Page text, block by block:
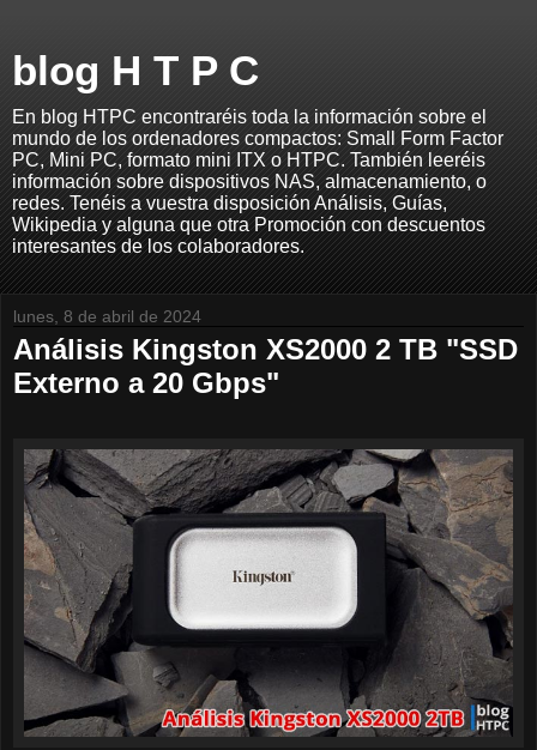
blog H T P C
En blog HTPC encontraréis toda la información sobre el
mundo de los ordenadores compactos: Small Form Factor
PC, Mini PC, formato mini ITX o HTPC. También leeréis
información sobre dispositivos NAS, almacenamiento, o
redes. Tenéis a vuestra disposición Análisis, Guías,
Wikipedia y alguna que otra Promoción con descuentos
interesantes de los colaboradores.
lunes, 8 de abril de 2024
Análisis Kingston XS2000 2 TB "SSD
Externo a 20 Gbps"